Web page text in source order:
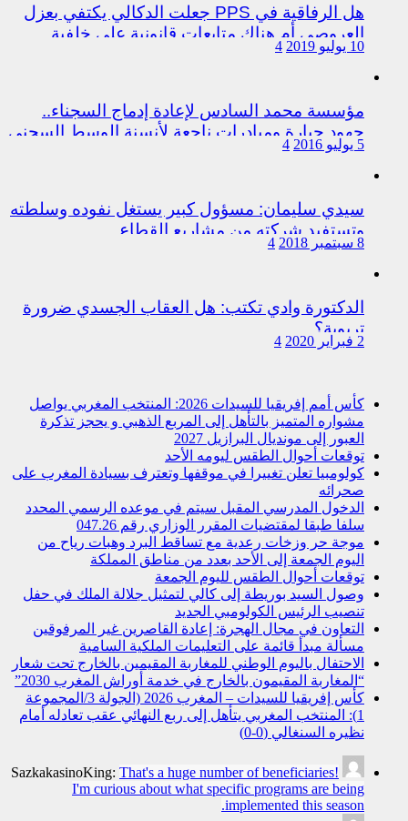
هل الرفاقية في PPS جعلت الدكالي يكتفي بعزل
العروصي أم هناك متابعات قانونية على خلفية
اختلالات التسيير بمندوبية سيدي سليمان
10 يوليو 2019 4
مؤسسة محمد السادس لإعادة إدماج السجناء..
جهود جبارة ومبادرات ناجعة لأنسنة الوسط السجني
5 يوليو 2016 4
سيدي سليمان: مسؤول كبير يستغل نفوده وسلطته
وتستفيد شركته من مشاريع القطاع
8 سبتمبر 2018 4
الدكتورة وادي تكتب: هل العقاب الجسدي ضرورة
تربوية؟
2 فبراير 2020 4
كأس أمم إفريقيا للسيدات 2026: المنتخب المغربي يواصل
مشواره المتميز بالتأهل إلى المربع الذهبي و يحجز تذكرة
العبور إلى مونديال البرازيل 2027
توقعات أحوال الطقس ليومه الأحد
كولومبيا تعلن تغييرا في موقفها وتعترف بسيادة المغرب على
صحرائه
الدخول المدرسي المقبل سیتم في موعده الرسمي المحدد
سلفا طبقا لمقتضیات المقرر الوزاري رقم 047.26
موجة حر وزخات رعدية مع تساقط البرد وهبات رياح من
اليوم الجمعة إلى الأحد بعدد من مناطق المملكة
توقعات أحوال الطقس لليوم الجمعة
وصول السيد بوريطة إلى كالي لتمثيل جلالة الملك في حفل
تنصيب الرئيس الكولومبي الجديد
التعاون في مجال الهجرة: إعادة القاصرين غير المرفوقين
مسألة مبدأ قائمة على التعليمات الملكية السامية
الاحتفال باليوم الوطني للمغاربة المقيمين بالخارج تحت شعار
“المغاربة المقيمون بالخارج في خدمة أوراش المغرب 2030”
كأس إفريقيا للسيدات – المغرب 2026 (الجولة 3/المجموعة
1): المنتخب المغربي يتأهل إلى ربع النهائي عقب تعادله أمام
نظيره السنغالي (0-0)
SazkakasinoKing: That's a huge number of beneficiaries!
I'm curious about what specific programs are being
implemented this season.